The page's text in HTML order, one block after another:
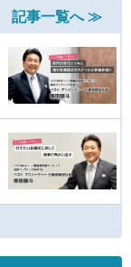
記事一覧へ ≫